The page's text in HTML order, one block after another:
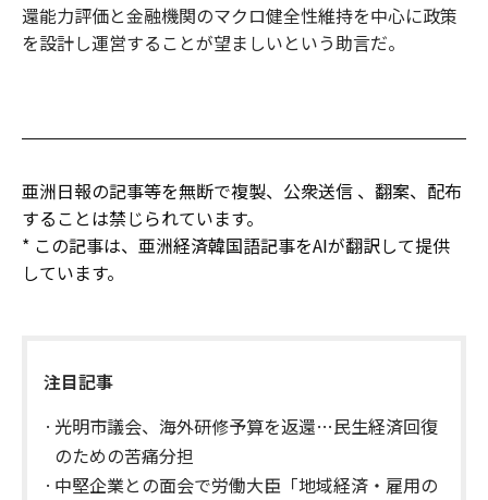
還能力評価と金融機関のマクロ健全性維持を中心に政策
を設計し運営することが望ましいという助言だ。
亜洲日報の記事等を無断で複製、公衆送信 、翻案、配布
することは禁じられています。
* この記事は、亜洲経済韓国語記事をAIが翻訳して提供
しています。
注目記事
光明市議会、海外研修予算を返還…民生経済回復
のための苦痛分担
中堅企業との面会で労働大臣「地域経済・雇用の